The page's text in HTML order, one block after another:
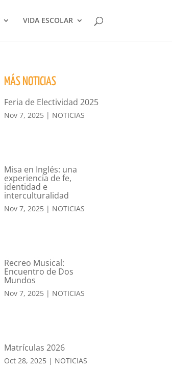
VIDA ESCOLAR
MÁS NOTICIAS
Feria de Electividad 2025
Nov 7, 2025 | NOTICIAS
Misa en Inglés: una
experiencia de fe,
identidad e
interculturalidad
Nov 7, 2025 | NOTICIAS
Recreo Musical:
Encuentro de Dos
Mundos
Nov 7, 2025 | NOTICIAS
Matrículas 2026
Oct 28, 2025 | NOTICIAS